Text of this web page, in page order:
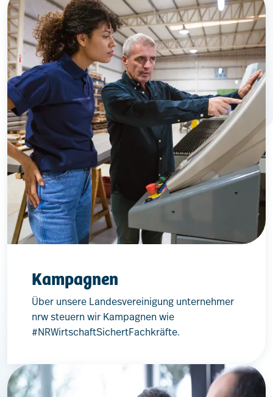
Kampagnen
Über unsere Landesvereinigung unternehmer
nrw steuern wir Kampagnen wie
#NRWirtschaftSichertFachkräfte.